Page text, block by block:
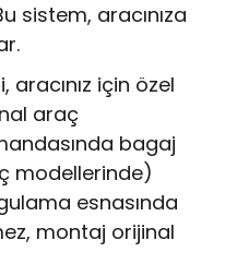
sistem, aracınıza
için özel
araç
bagaj
modellerinde)
esnasında
montaj orijinal